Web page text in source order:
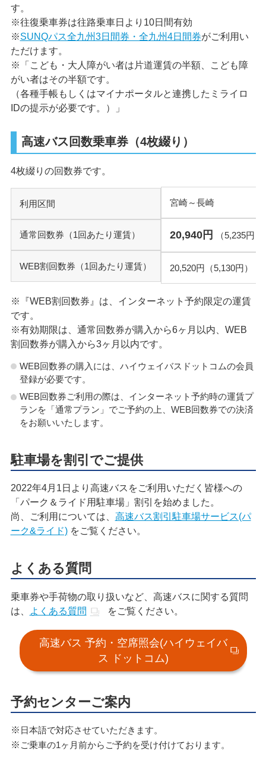
す。
※往復乗車券は往路乗車日より10日間有効
※SUNQパス全九州3日間券・全九州4日間券がご利用い
ただけます。
※「こども・大人障がい者は片道運賃の半額、こども障
がい者はその半額です。
（各種手帳もしくはマイナポータルと連携したミライロ
IDの提示が必要です。）」
高速バス回数乗車券（4枚綴り）
4枚綴りの回数券です。
利用区間
通常回数券 （1回あたり運賃）
WEB割回数券 （1回あたり運賃）
宮崎～長崎
20,940円 （5,235円）
20,520円 （5,130円）
※『WEB割回数券』は、インターネット予約限定の運賃
です。
※有効期限は、通常回数券が購入から6ヶ月以内、WEB
割回数券が購入から3ヶ月以内です。
WEB回数券の購入には、ハイウェイバスドットコムの会員
登録が必要です。
WEB回数券ご利用の際は、インターネット予約時の運賃プ
ランを「通常プラン」でご予約の上、WEB回数券での決済
をお願いいたします。
駐車場を割引でご提供
2022年4月1日より高速バスをご利用いただく皆様への
「パーク＆ライド用駐車場」割引を始めました。
尚、ご利用については、 高速バス割引駐車場サービス(パ
ーク&ライド)をご覧ください。
よくある質問
乗車券や手荷物の取り扱いなど、高速バスに関する質問
は、
よくある質問 をご覧ください。
高速バス 予約・空席照会(ハイウェイバ
ス ドットコム)
予約センターご案内
日本語で対応させていただきます。
ご乗車の1ヶ月前からご予約を受け付けております。